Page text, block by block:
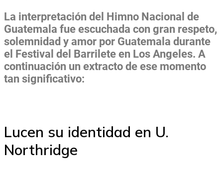
La interpretación del Himno Nacional de
Guatemala fue escuchada con gran respeto,
solemnidad y amor por Guatemala durante
el Festival del Barrilete en Los Angeles. A
continuación un extracto de ese momento
tan significativo:
Lucen su identidad en U.
Northridge